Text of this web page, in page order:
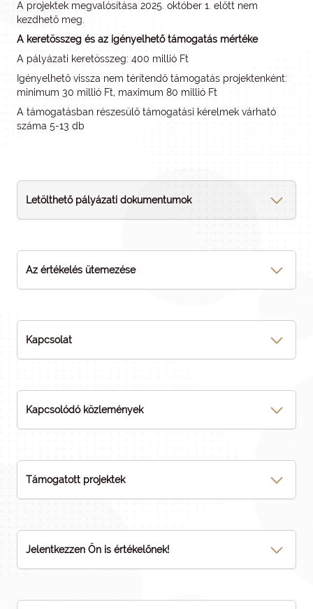
A projektek megvalósítása 2025. október 1. előtt nem
kezdhető meg.
A keretösszeg és az igényelhető támogatás mértéke
A pályázati keretösszeg: 400 millió Ft
Igényelhető vissza nem térítendő támogatás projektenként:
minimum 30 millió Ft, maximum 80 millió Ft
A támogatásban részesülő támogatási kérelmek várható
száma 5-13 db
Letölthető pályázati dokumentumok
Az értékelés ütemezése
Kapcsolat
Kapcsolódó közlemények
Támogatott projektek
Jelentkezzen Ön is értékelőnek!